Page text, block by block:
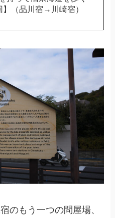
】（品川宿→川崎宿）
のもう一つの問屋場、